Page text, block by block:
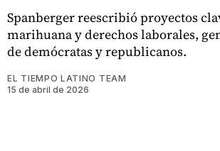
Spanberger reescribió proyectos
marihuana y derechos laborales,
de demócratas y republicanos.
EL TIEMPO LATINO TEAM
15 de abril de 2026